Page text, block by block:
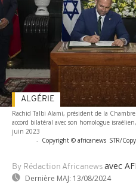
Rachid Talbi Alami, président de la
accord bilatéral avec son homologue
juin 2023
- Copyright © africanews STR/
By Rédaction Africanews avec
Dernière MAJ: 13/08/2024
ALGÉRIE